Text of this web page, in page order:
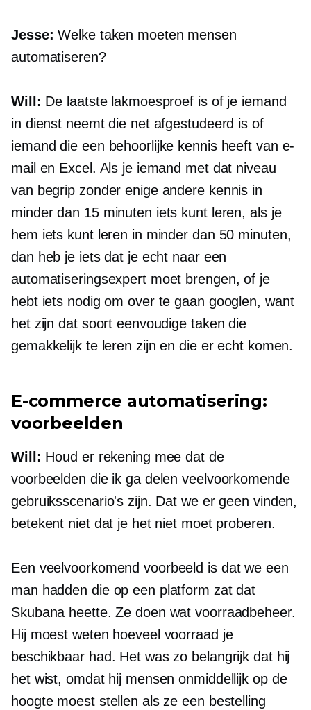
Jesse: Welke taken moeten mensen
automatiseren?
Will: De laatste lakmoesproef is of je iemand
in dienst neemt die net afgestudeerd is of
iemand die een behoorlijke kennis heeft van e-
mail en Excel. Als je iemand met dat niveau
van begrip zonder enige andere kennis in
minder dan 15 minuten iets kunt leren, als je
hem iets kunt leren in minder dan 50 minuten,
dan heb je iets dat je echt naar een
automatiseringsexpert moet brengen, of je
hebt iets nodig om over te gaan googlen, want
het zijn dat soort eenvoudige taken die
gemakkelijk te leren zijn en die er echt komen.
E-commerce automatisering:
voorbeelden
Will: Houd er rekening mee dat de
voorbeelden die ik ga delen veelvoorkomende
gebruiksscenario's zijn. Dat we er geen vinden,
betekent niet dat je het niet moet proberen.
Een veelvoorkomend voorbeeld is dat we een
man hadden die op een platform zat dat
Skubana heette. Ze doen wat voorraadbeheer.
Hij moest weten hoeveel voorraad je
beschikbaar had. Het was zo belangrijk dat hij
het wist, omdat hij mensen onmiddellijk op de
hoogte moest stellen als ze een bestelling